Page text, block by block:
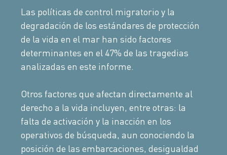
Las políticas de control migratorio y la
degradación de los estándares de protección
de la vida en el mar han sido factores
determinantes en el 47% de las tragedias
analizadas en este informe.
Otros factores que afectan directamente al
derecho a la vida incluyen, entre otras: la
falta de activación y la inacción en los
operativos de búsqueda, aun conociendo la
posición de las embarcaciones, desigualdad